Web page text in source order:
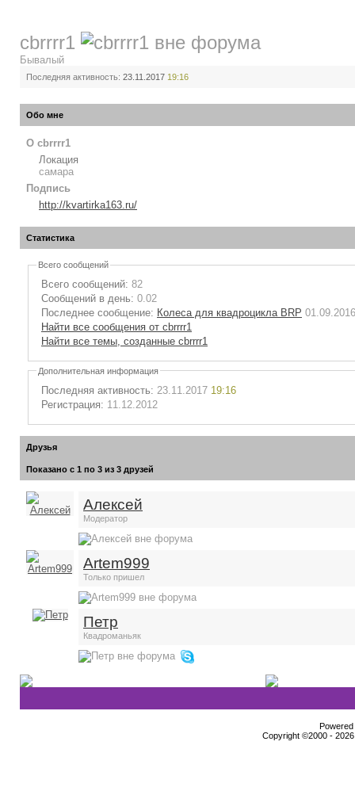
cbrrrr1
Бывалый
Последняя активность: 23.11.2017 19:16
Обо мне
О cbrrrr1
Локация
самара
Подпись
http://kvartirka163.ru/
Статистика
Всего сообщений
Всего сообщений: 82
Сообщений в день: 0.02
Последнее сообщение: Колеса для квадроцикла BRP
Найти все сообщения от cbrrrr1
Найти все темы, созданные cbrrrr1
Дополнительная информация
Последняя активность: 23.11.2017 19:16
Регистрация: 11.12.2012
Друзья
Показано с 1 по 3 из 3 друзей
Алексей
Модератор
Artem999
Только пришел
Петр
Квадроманьяк
Copyright ©2000 -